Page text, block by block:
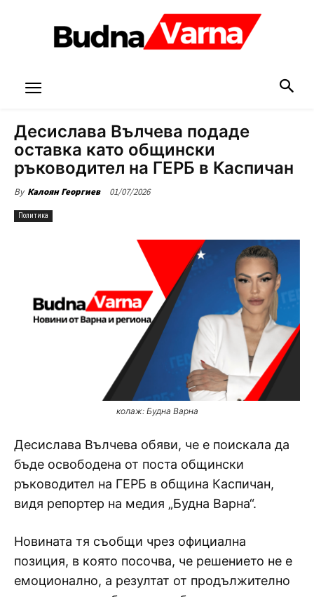
Десислава Вълчева подаде
оставка като общински
ръководител на ГЕРБ в Каспичан
By Калоян Георгиев 01/07/2026
Политика
колаж: Будна Варна
Десислава Вълчева обяви, че е поискала да
бъде освободена от поста общински
ръководител на ГЕРБ в община Каспичан,
видя репортер на медия „Будна Варна“.
Новината тя съобщи чрез официална
позиция, в която посочва, че решението не е
емоционално, а резултат от продължително